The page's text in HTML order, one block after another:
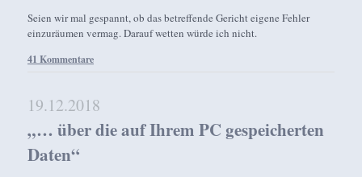
Seien wir mal gespannt, ob das betreffende Gericht eigene Fehler
einzuräumen vermag. Darauf wetten würde ich nicht.
41 Kommentare
19.12.2018
„… über die auf Ihrem PC gespeicherten
Daten“